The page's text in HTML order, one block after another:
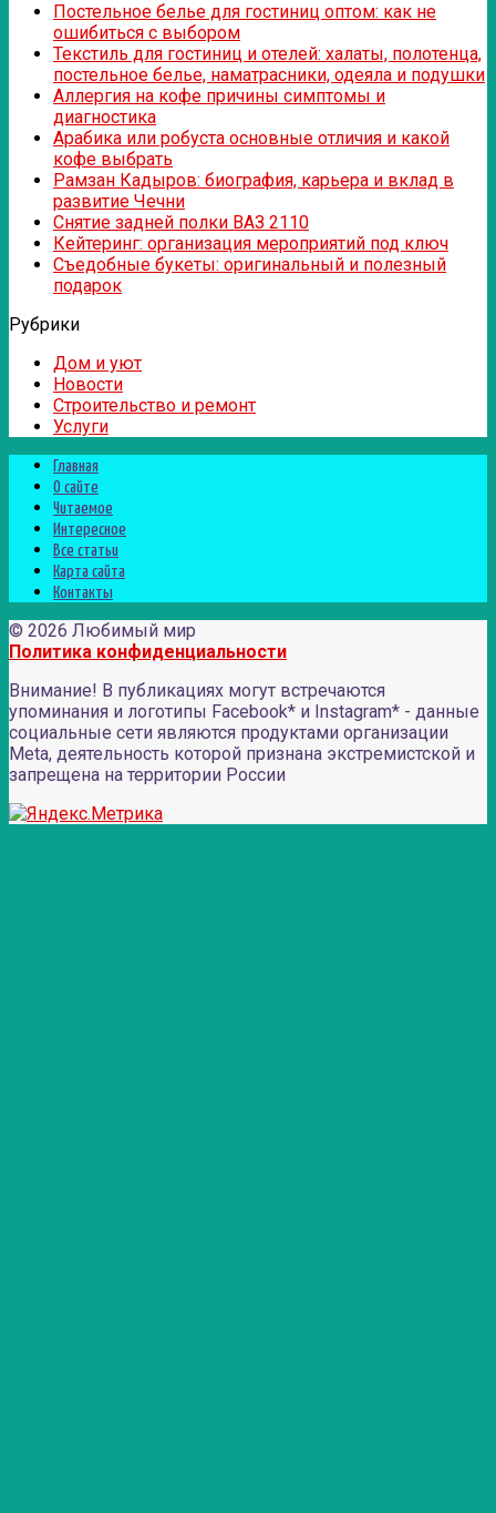
Постельное белье для гостиниц оптом: как не
ошибиться с выбором
Текстиль для гостиниц и отелей: халаты, полотенца,
постельное белье, наматрасники, одеяла и подушки
Аллергия на кофе причины симптомы и
диагностика
Арабика или робуста основные отличия и какой
кофе выбрать
Рамзан Кадыров: биография, карьера и вклад в
развитие Чечни
Снятие задней полки ВАЗ 2110
Кейтеринг: организация мероприятий под ключ
Съедобные букеты: оригинальный и полезный
подарок
Рубрики
Дом и уют
Новости
Строительство и ремонт
Услуги
Главная
О сайте
Читаемое
Интересное
Все статьи
Карта сайта
Контакты
© 2026 Любимый мир
Политика конфиденциальности
Внимание! В публикациях могут встречаются
упоминания и логотипы Facebook* и Instagram* - данные
социальные сети являются продуктами организации
Meta, деятельность которой признана экстремистской и
запрещена на территории России